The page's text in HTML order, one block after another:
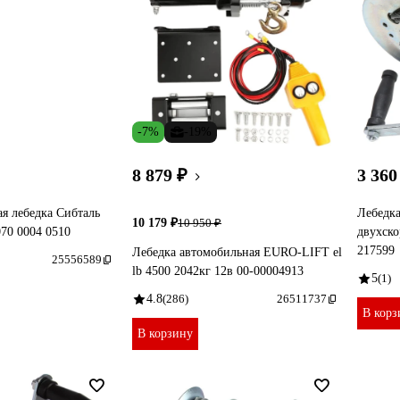
лебедка Сибталь
0004 0510
25556589
-7%
8 879 ₽
10 179 ₽10 950 ₽
Лебедка автомобильная EURO-LIFT el
lb 4500 2042кг 12в 00-00004913
4.8(286) 26511737
В корзину
3
217599
5(1)
В